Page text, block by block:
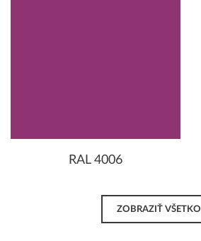
RAL 4006
ZOBRAZIŤ VŠETKO